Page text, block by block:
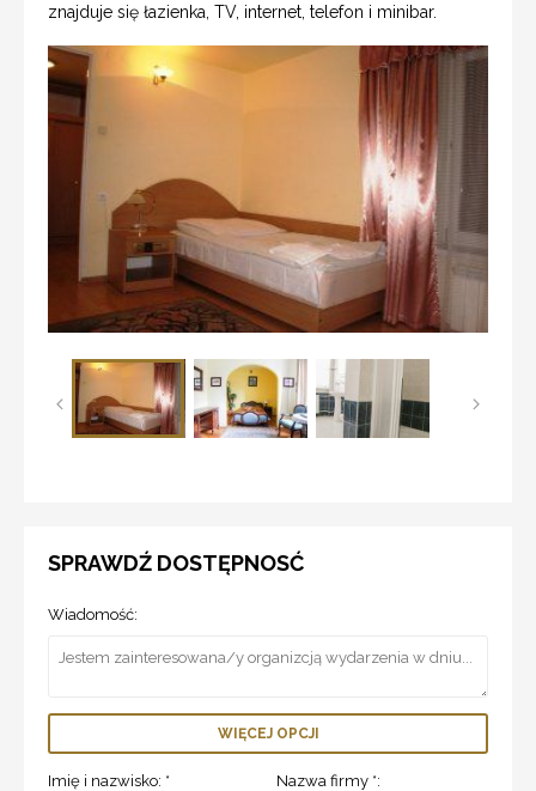
znajduje się łazienka, TV, internet, telefon i minibar.
SPRAWDŹ DOSTĘPNOSĆ
Wiadomość:
WIĘCEJ OPCJI
Imię i nazwisko: * Nazwa firmy *: